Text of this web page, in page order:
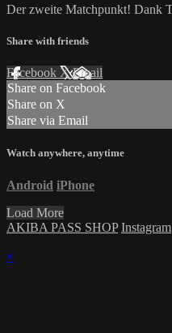
Der zweite Matchpunkt! Dank
Share with friends
Facebook XEmail
Share on Facebook
Share on X
Share via Email
Watch anywhere, anytime
Android iPhone
Load More
AKIBA PASS SHOP Instagram
×